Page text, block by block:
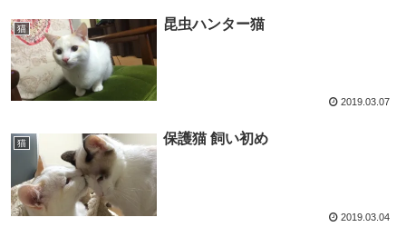
猫 昆虫ハンター猫
2019.03.07
猫 保護猫 飼い初め
2019.03.04